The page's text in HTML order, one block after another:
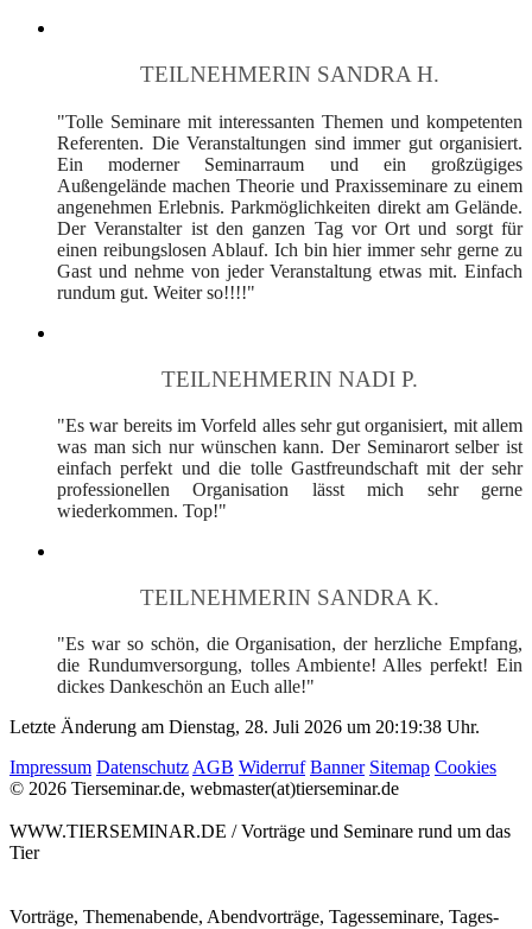
TEILNEHMERIN SANDRA H.
"Tolle Seminare mit interessanten Themen und kompetenten
Referenten. Die Veranstaltungen sind immer gut organisiert.
Ein moderner Seminarraum und ein großzügiges
Außengelände machen Theorie und Praxisseminare zu einem
angenehmen Erlebnis. Parkmöglichkeiten direkt am Gelände.
Der Veranstalter ist den ganzen Tag vor Ort und sorgt für
einen reibungslosen Ablauf. Ich bin hier immer sehr gerne zu
Gast und nehme von jeder Veranstaltung etwas mit. Einfach
rundum gut. Weiter so!!!!"
TEILNEHMERIN NADI P.
"Es war bereits im Vorfeld alles sehr gut organisiert, mit allem
was man sich nur wünschen kann. Der Seminarort selber ist
einfach perfekt und die tolle Gastfreundschaft mit der sehr
professionellen Organisation lässt mich sehr gerne
wiederkommen. Top!"
TEILNEHMERIN SANDRA K.
"Es war so schön, die Organisation, der herzliche Empfang,
die Rundumversorgung, tolles Ambiente! Alles perfekt! Ein
dickes Dankeschön an Euch alle!"
Letzte Änderung am Dienstag, 28. Juli 2026 um 20:19:38 Uhr.
Impressum DatenschutzAGB Widerruf Banner Sitemap Cookies
© 2026 Tierseminar.de, webmaster(at)tierseminar.de
WWW.TIERSEMINAR.DE / Vorträge und Seminare rund um das
Tier
Vorträge, Themenabende, Abendvorträge, Tagesseminare, Tages-